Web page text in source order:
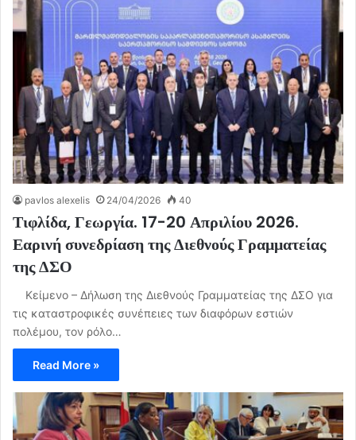
pavlos alexelis 24/04/2026 40
Τιφλίδα, Γεωργία. 17-20 Απριλίου 2026.
Εαρινή συνεδρίαση της Διεθνούς Γραμματείας
της ΔΣΟ
Κείμενο – Δήλωση της Διεθνούς Γραμματείας της ΔΣΟ για
τις καταστροφικές συνέπειες των διαφόρων εστιών
πολέμου, τον ρόλο…
Read More »